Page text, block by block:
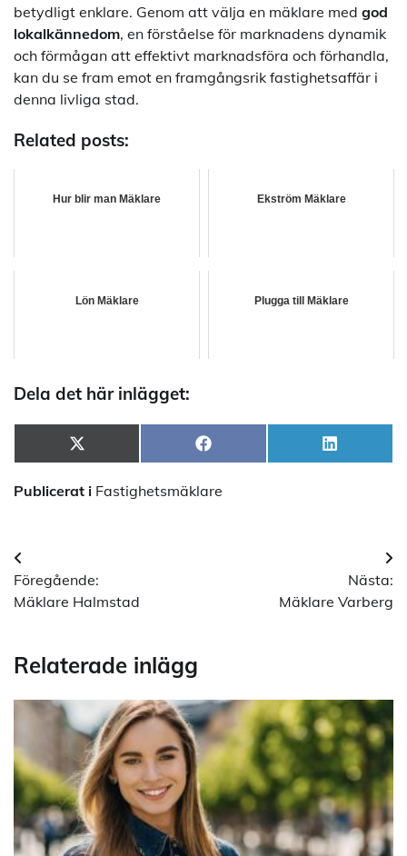
betydligt enklare. Genom att välja en mäklare med god
lokalkännedom, en förståelse för marknadens dynamik
och förmågan att effektivt marknadsföra och förhandla,
kan du se fram emot en framgångsrik fastighetsaffär i
denna livliga stad.
Related posts:
Hur blir man Mäklare Ekström Mäklare
Lön Mäklare Plugga till Mäklare
Dela det här inlägget:
Dela
på
X
(Twitter)
Dela
på
Facebook
Dela
på
LinkedIn
Publicerat i Fastighetsmäklare
Inläggsnavigering
Föregående:
Mäklare Halmstad
Nästa:
Mäklare Varberg
Relaterade inlägg